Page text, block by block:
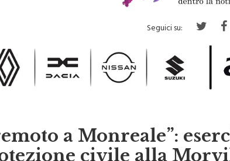
Seguici su:
a Monreale”:
civile alla